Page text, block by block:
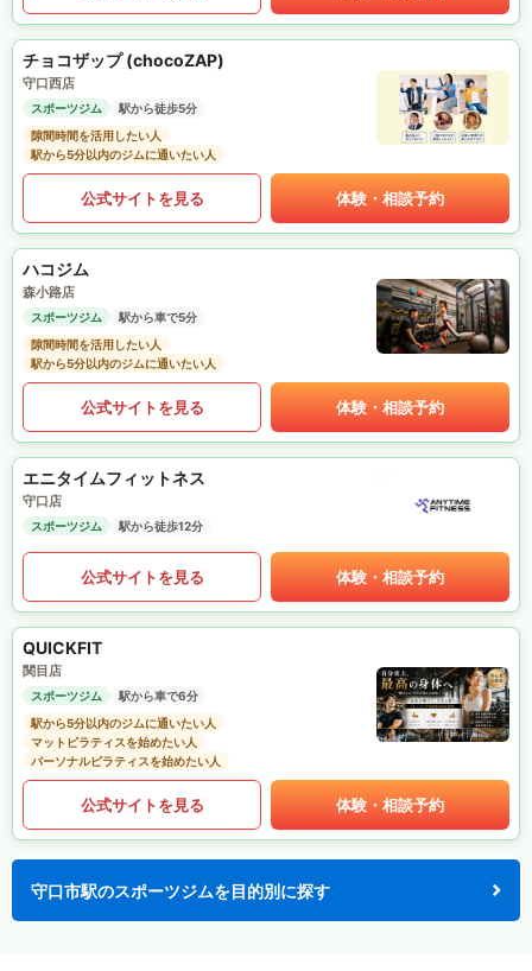
チョコザップ (chocoZAP)
守口西店
スポーツジム
駅から徒歩5分
隙間時間を活用したい人
駅から5分以内のジムに通いたい人
公式サイトを見る 体験・相談予約
ハコジム
森小路店
スポーツジム
駅から車で5分
隙間時間を活用したい人
駅から5分以内のジムに通いたい人
公式サイトを見る 体験・相談予約
エニタイムフィットネス
守口店
スポーツジム 駅から徒歩12分
公式サイトを見る 体験・相談予約
QUICKFIT
関目店
スポーツジム
駅から車で6分
駅から5分以内のジムに通いたい人
マットピラティスを始めたい人
パーソナルピラティスを始めたい人
公式サイトを見る 体験・相談予約
守口市駅のスポーツジムを目的別に探す